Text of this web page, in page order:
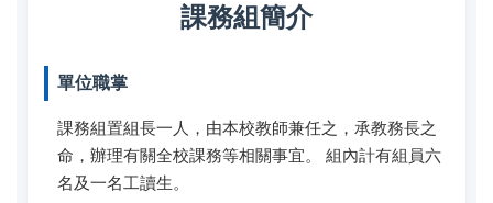
表單下載
課務組簡介
單位職掌
課務組置組長一人，由本校教師兼任之，承教務長之
命，辦理有關全校課務等相關事宜。 組內計有組員六
名及一名工讀生。